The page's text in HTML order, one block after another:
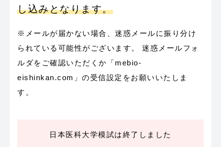
し込みとなります。
※メールが届かない場合、迷惑メールに振り分け
られている可能性がございます。 迷惑メールフォ
ルダをご確認いただくか「mebio-
eishinkan.com」の受信設定をお願いいたしま
す。
日本医科大学模試は終了しました